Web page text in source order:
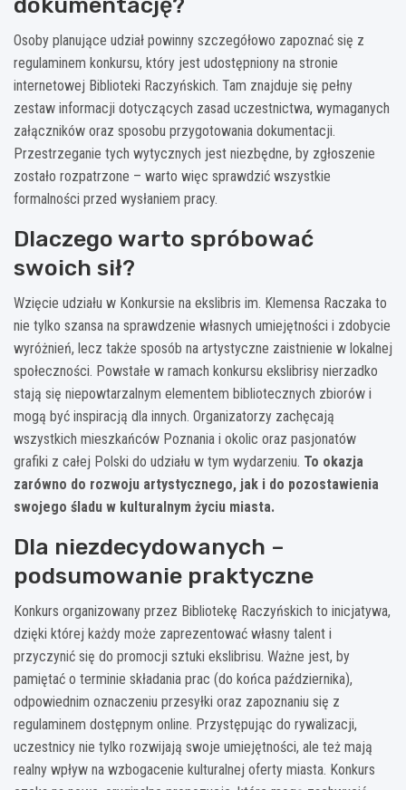
Osoby planujące udział powinny szczegółowo zapoznać się z
regulaminem konkursu, który jest udostępniony na stronie
internetowej Biblioteki Raczyńskich. Tam znajduje się pełny
zestaw informacji dotyczących zasad uczestnictwa, wymaganych
załączników oraz sposobu przygotowania dokumentacji.
Przestrzeganie tych wytycznych jest niezbędne, by zgłoszenie
zostało rozpatrzone – warto więc sprawdzić wszystkie
formalności przed wysłaniem pracy.
Dlaczego warto spróbować
swoich sił?
Wzięcie udziału w Konkursie na ekslibris im. Klemensa Raczaka to
nie tylko szansa na sprawdzenie własnych umiejętności i zdobycie
wyróżnień, lecz także sposób na artystyczne zaistnienie w lokalnej
społeczności. Powstałe w ramach konkursu ekslibrisy nierzadko
stają się niepowtarzalnym elementem bibliotecznych zbiorów i
mogą być inspiracją dla innych. Organizatorzy zachęcają
wszystkich mieszkańców Poznania i okolic oraz pasjonatów
grafiki z całej Polski do udziału w tym wydarzeniu. To okazja
zarówno do rozwoju artystycznego, jak i do pozostawienia
swojego śladu w kulturalnym życiu miasta.
Dla niezdecydowanych –
podsumowanie praktyczne
Konkurs organizowany przez Bibliotekę Raczyńskich to inicjatywa,
dzięki której każdy może zaprezentować własny talent i
przyczynić się do promocji sztuki ekslibrisu. Ważne jest, by
pamiętać o terminie składania prac (do końca października),
odpowiednim oznaczeniu przesyłki oraz zapoznaniu się z
regulaminem dostępnym online. Przystępując do rywalizacji,
uczestnicy nie tylko rozwijają swoje umiejętności, ale też mają
realny wpływ na wzbogacenie kulturalnej oferty miasta. Konkurs